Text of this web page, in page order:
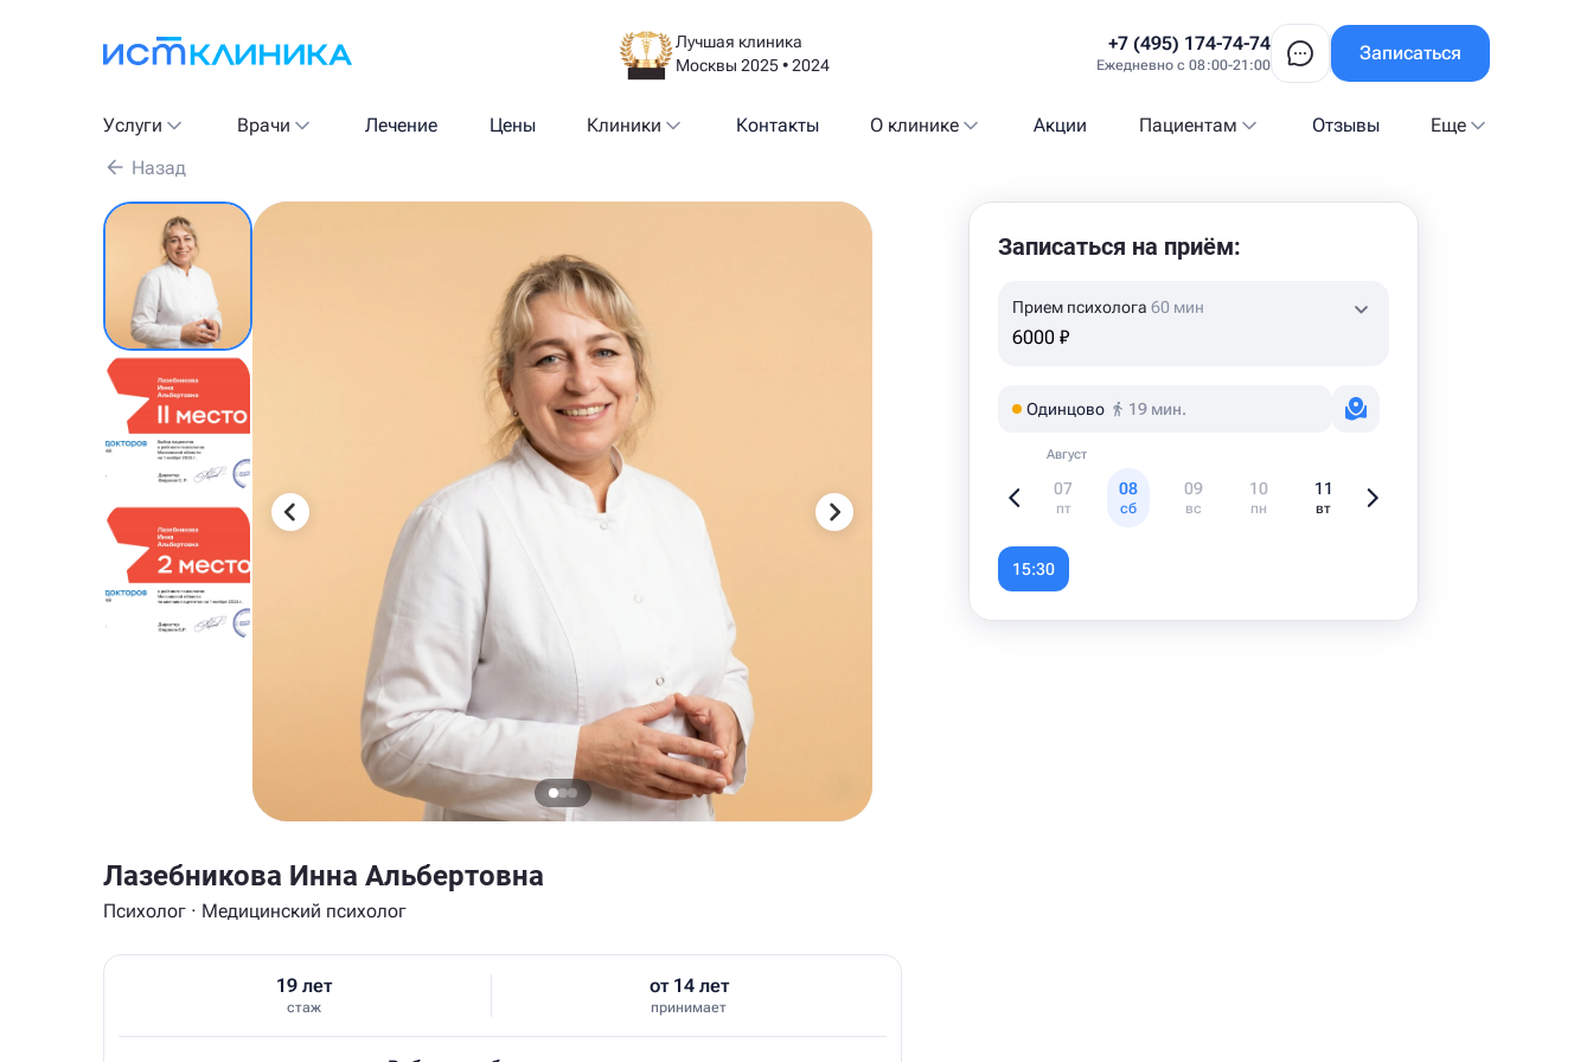
Лучшая клиника
Москвы 2025 • 2024
+7 (495) 174-74-74
Ежедневно с 08:00-21:00
Записаться
Услуги Врачи Лечение Цены Клиники Контакты О клинике Акции Пациентам Отзывы
Еще
Назад
Лазебникова Инна Альбертовна
Психолог · Медицинский психолог
19 лет
стаж
от 14 лет
принимает
Записаться на приём:
Прием психолога 60 мин
6000 ₽
Одинцово 19 мин.
Август
07
пт
08
сб
09
вс
10
пн
11
вт
of
6
15:30